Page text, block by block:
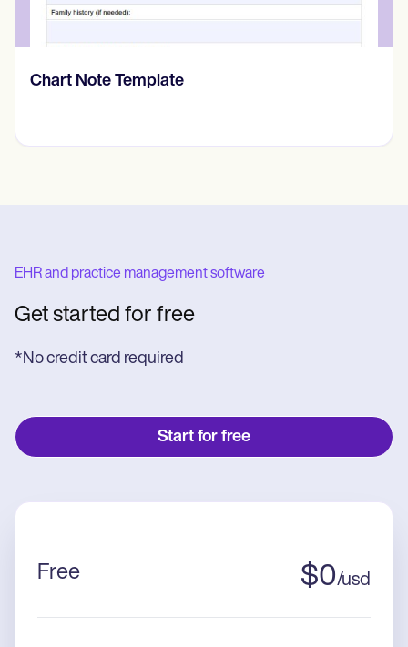
Prone Instability Test
EHR and practice management software
Get started for free
*No credit card required
Start for free
Free $0/usd